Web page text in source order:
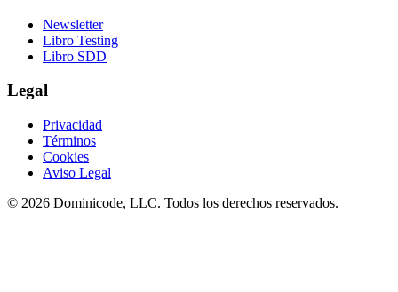
Newsletter
Libro Testing
Libro SDD
Legal
Privacidad
Términos
Cookies
Aviso Legal
© 2026 Dominicode, LLC. Todos los derechos reservados.